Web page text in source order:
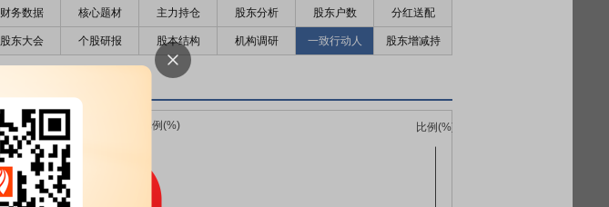
财务数据 核心题材 主力持仓 股东分析 股东户数 分红送配
股东大会 个股研报 股本结构 机构调研 一致行动人 股东增减持